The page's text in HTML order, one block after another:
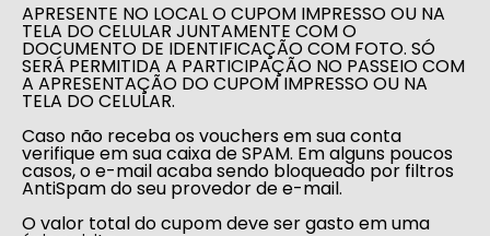
APRESENTE NO LOCAL O CUPOM IMPRESSO OU NA
TELA DO CELULAR JUNTAMENTE COM O
DOCUMENTO DE IDENTIFICAÇÃO COM FOTO. SÓ
SERÁ PERMITIDA A PARTICIPAÇÃO NO PASSEIO COM
A APRESENTAÇÃO DO CUPOM IMPRESSO OU NA
TELA DO CELULAR.
Caso não receba os vouchers em sua conta
verifique em sua caixa de SPAM. Em alguns poucos
casos, o e-mail acaba sendo bloqueado por filtros
AntiSpam do seu provedor de e-mail.
O valor total do cupom deve ser gasto em uma